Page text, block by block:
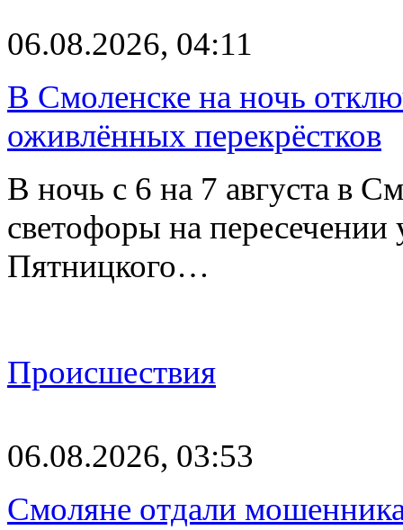
06.08.2026, 04:11
В Смоленске на ночь
оживлённых перекрёстков
В ночь с 6 на 7 августа в
светофоры на
Пятницкого…
Происшествия
06.08.2026, 03:53
Смоляне отдали